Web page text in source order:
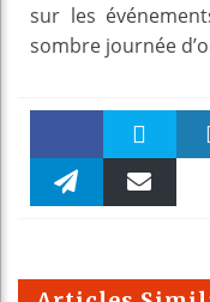
sur les
sombre journée
Faceboo Twitter
m